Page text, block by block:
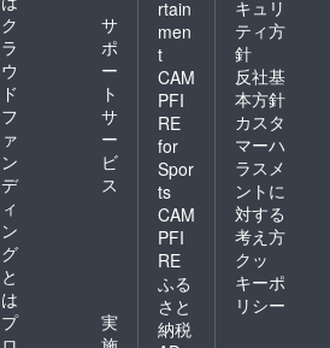
ク
ラ
ウ
ド
フ
ァ
ン
デ
ィ
ン
グ
と
は
サ
ポ
ー
ト
サ
ー
ビ
ス
プ
実
rtain
men
t
CAM
PFI
RE
for
Spor
ts
CAM
PFI
RE
ふる
さと
納税
キュリ
ティ方
針
反社基
本方針
カスタ
マーハ
ラスメ
ントに
対する
考え方
クッ
キーポ
リシー